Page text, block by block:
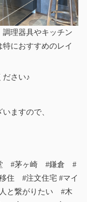
調理器具やキッチン
におすすめのレイ
ださい♪
ますので、
#茅ヶ崎 #鎌倉 #
#注文住宅 #マイ
と繋がりたい #木